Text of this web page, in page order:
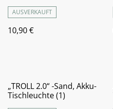
AUSVERKAUFT
10,90 €
„TROLL 2.0“ -Sand, Akku-
Tischleuchte (1)